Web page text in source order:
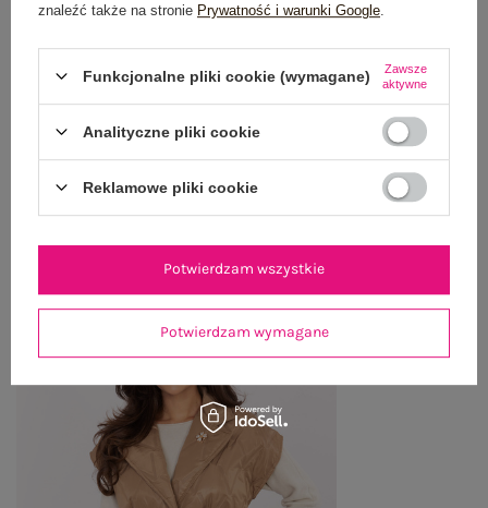
WYSYŁKA I DOSTAWA
ZWROTY I REKLAMACJE
OSTATNIO OGLĄDANE
Zobacz wszystko
znaleźć także na stronie Prywatność i warunki Google
Funkcjonalne pliki cookie (wymagane)
Zawsze
aktywne
Analityczne pliki cookie
Reklamowe pliki cookie
Potwierdzam wymagane
Potwierdzam wszystkie